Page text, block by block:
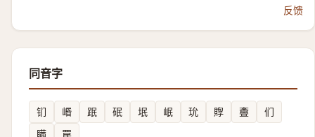
反馈
同音字
钔 㟭 䟨 䂥 垊 岷 玧 賯 斖
们
瞒
罠